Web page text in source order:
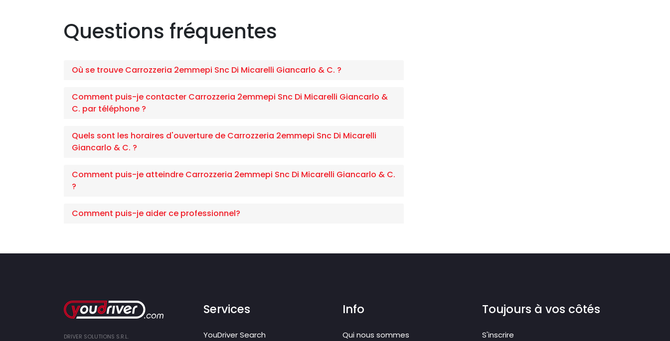
Questions fréquentes
Où se trouve Carrozzeria 2emmepi Snc Di Micarelli Giancarlo & C. ?
Comment puis-je contacter Carrozzeria 2emmepi Snc Di Micarelli Giancarlo &
C. par téléphone ?
Quels sont les horaires d'ouverture de Carrozzeria 2emmepi Snc Di Micarelli
Giancarlo & C. ?
Comment puis-je atteindre Carrozzeria 2emmepi Snc Di Micarelli Giancarlo & C.
?
Comment puis-je aider ce professionnel?
DRIVER SOLUTIONS S.R.L.
Services
YouDriver Search
Info
Qui nous sommes
Toujours à vos côtés
S'inscrire